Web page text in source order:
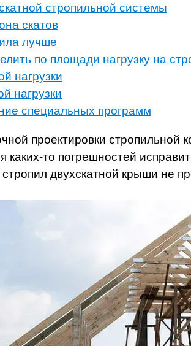
стропильной системы
скатов
лучше
по площади нагрузку на
нагрузки
нагрузки
специальных программ
проектировки стропильной
каких-то погрешностей
двухскатной крыши не